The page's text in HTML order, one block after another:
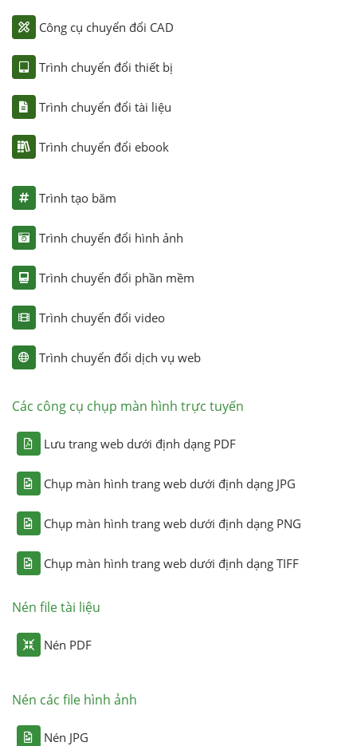
Công cụ chuyển đổi CAD
Trình chuyển đổi thiết bị
Trình chuyển đổi tài liệu
Trình chuyển đổi ebook
Trình tạo băm
Trình chuyển đổi hình ảnh
Trình chuyển đổi phần mềm
Trình chuyển đổi video
Trình chuyển đổi dịch vụ web
Các công cụ chụp màn hình trực tuyến
Lưu trang web dưới định dạng PDF
Chụp màn hình trang web dưới định dạng JPG
Chụp màn hình trang web dưới định dạng PNG
Chụp màn hình trang web dưới định dạng TIFF
Nén file tài liệu
Nén PDF
Nén các file hình ảnh
Nén JPG